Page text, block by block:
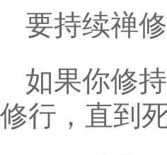
要持续禅
如果你修
修行，直到